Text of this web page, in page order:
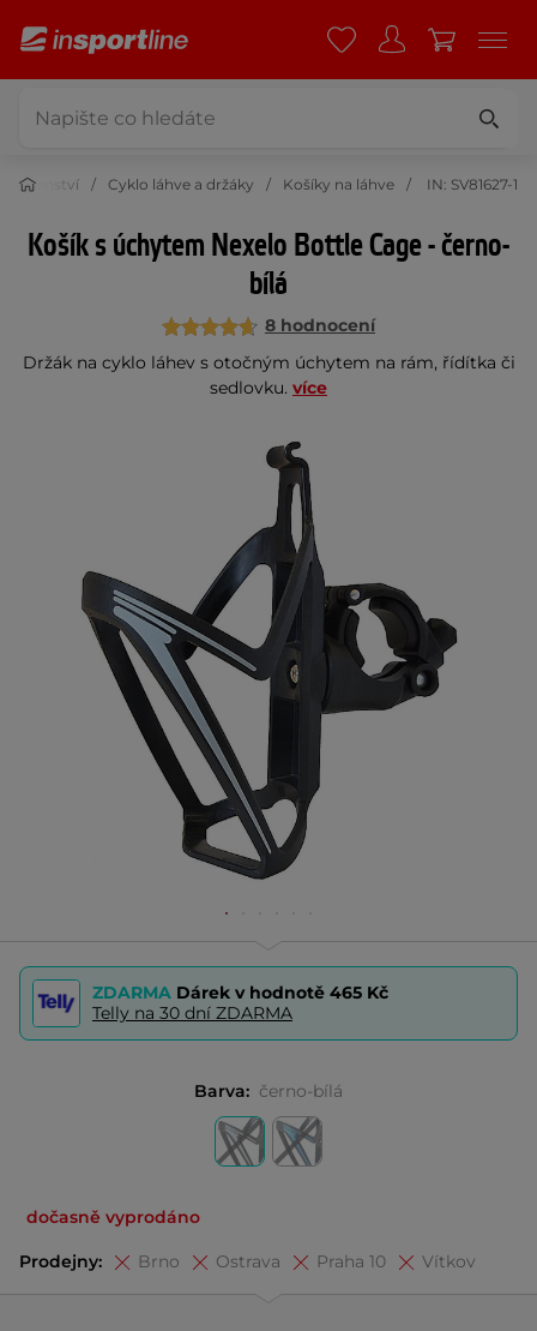
Cyklo láhve a držáky Košíky na láhve IN: SV81627-1
Košík s úchytem Nexelo Bottle Cage - černo-
bílá
8 hodnocení
Držák na cyklo láhev s otočným úchytem na rám, řídítka či
sedlovku. více
ZDARMA Dárek v hodnotě 465 Kč
Telly na 30 dní ZDARMA
Barva: černo-bílá
dočasně vyprodáno
Prodejny: Brno Ostrava Praha 10 Vítkov